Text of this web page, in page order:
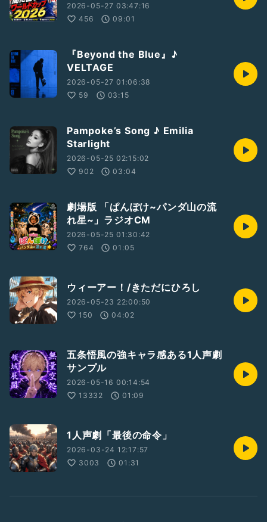
2026-05-27 03:47:16
456
09:01
『Beyond the Blue』♪
VELTAGE
2026-05-27 01:06:38
59
03:15
Pampoke’s Song ♪ Emilia
Starlight
2026-05-25 02:15:02
902
03:04
劇場版 「ぱんぽけ~パンダ山の流
れ星~」ラジオCM
2026-05-25 01:30:42
764
01:05
ウィーアー！/きただにひろし
2026-05-23 22:00:50
150
04:02
五条悟風の強キャラ感ある1人声劇
サンプル
2026-05-16 00:14:54
13332
01:09
1人声劇「最後の命令」
2026-03-24 12:17:57
3003
01:31